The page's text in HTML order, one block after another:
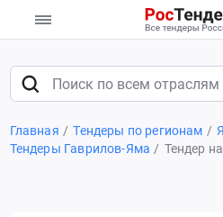
Главная Тендеры по регионам
Тендеры Гаврилов-Яма
Тендер